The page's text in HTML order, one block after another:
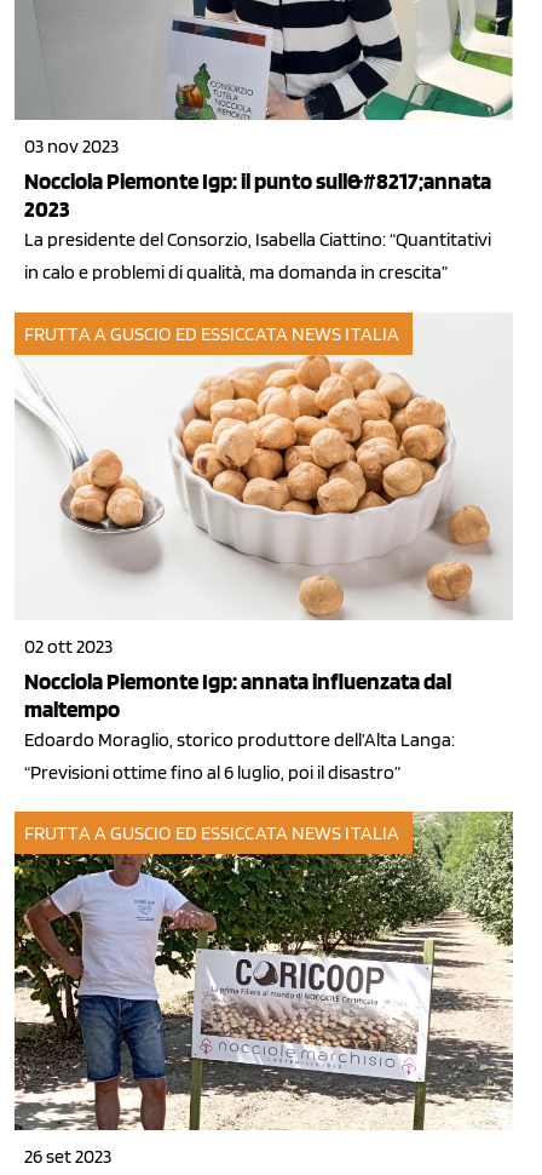
03 nov 2023
Nocciola Piemonte Igp: il punto sull&#8217;annata
2023
La presidente del Consorzio, Isabella Ciattino: “Quantitativi
in calo e problemi di qualità, ma domanda in crescita”
FRUTTA A GUSCIO ED ESSICCATA NEWS ITALIA
02 ott 2023
Nocciola Piemonte Igp: annata influenzata dal
maltempo
Edoardo Moraglio, storico produttore dell’Alta Langa:
“Previsioni ottime fino al 6 luglio, poi il disastro”
FRUTTA A GUSCIO ED ESSICCATA NEWS ITALIA
26 set 2023